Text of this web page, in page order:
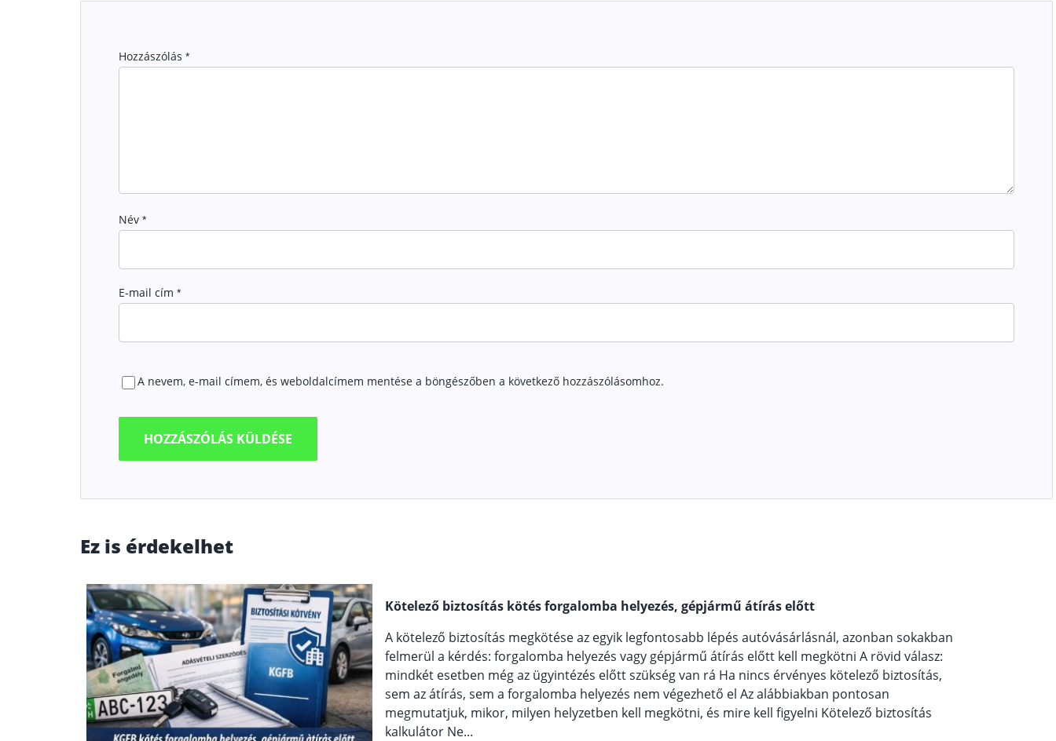
Hozzászólás *
Név *
E-mail cím *
A nevem, e-mail címem, és weboldalcímem mentése a böngészőben a következő hozzászólásomhoz.
Ez is érdekelhet
Kötelező biztosítás kötés forgalomba helyezés, gépjármű átírás előtt
A kötelező biztosítás megkötése az egyik legfontosabb lépés autóvásárlásnál, azonban sokakban
felmerül a kérdés: forgalomba helyezés vagy gépjármű átírás előtt kell megkötni A rövid válasz:
mindkét esetben még az ügyintézés előtt szükség van rá Ha nincs érvényes kötelező biztosítás,
sem az átírás, sem a forgalomba helyezés nem végezhető el Az alábbiakban pontosan
megmutatjuk, mikor, milyen helyzetben kell megkötni, és mire kell figyelni Kötelező biztosítás
kalkulátor Ne...